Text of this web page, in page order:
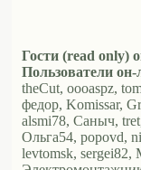
Гости (read only)
Пользователи он-
theCut, oooaspz,
федор, Komissar,
alsmi78, Саныч,
Ольга54, popovd,
levtomsk, sergei82,